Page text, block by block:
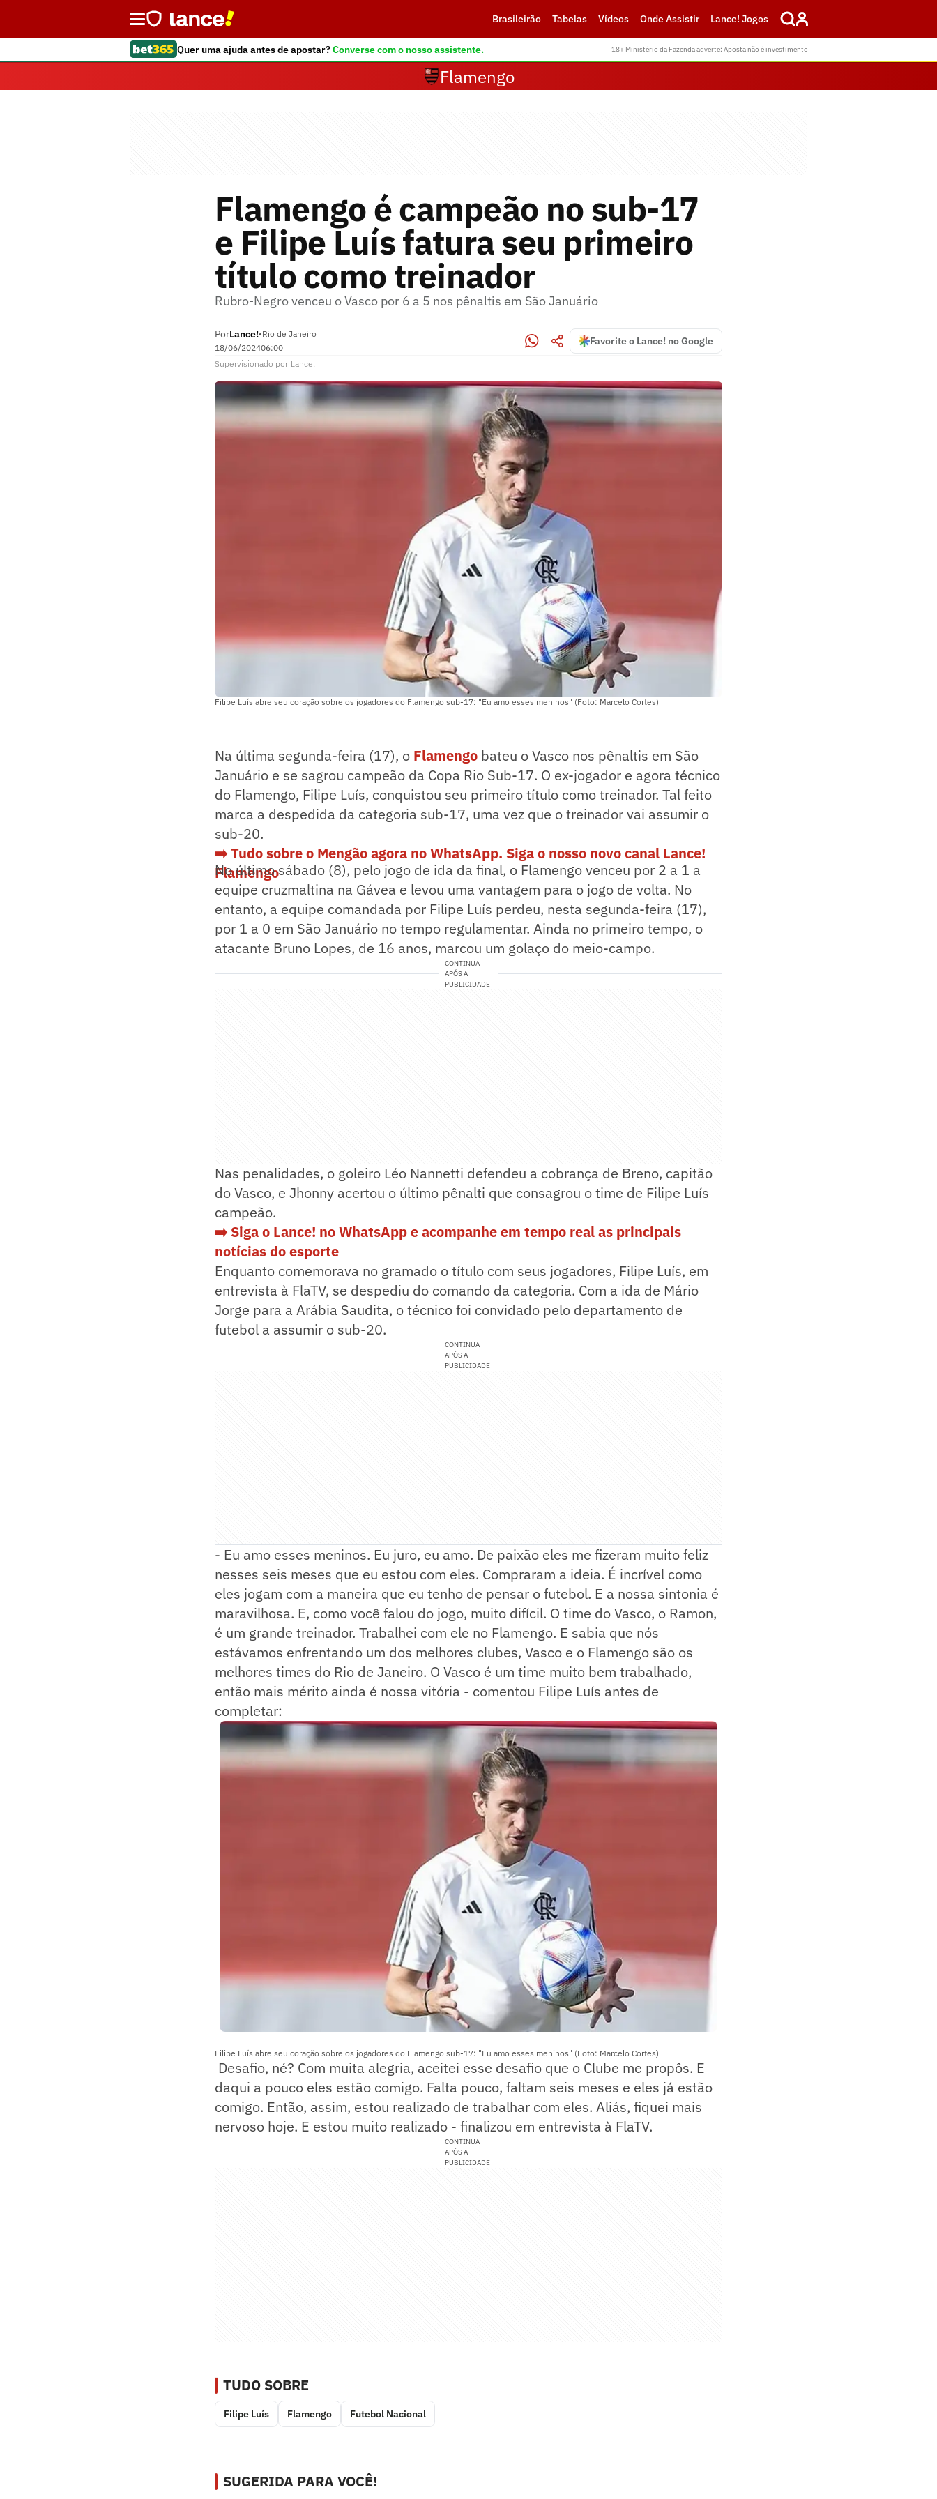
Brasileirão Tabelas Vídeos Onde Assistir Lance! Jogos
Quer uma ajuda antes de apostar?Converse com o nosso assistente. 18+ Ministério da Fazenda adverte: Aposta não é investimento
Flamengo
Flamengo é campeão no sub-17
e Filipe Luís fatura seu primeiro
título como treinador
Rubro-Negro venceu o Vasco por 6 a 5 nos pênaltis em São Januário
PorLance!•Rio de Janeiro
18/06/202406:00
Favorite o Lance! no Google
Supervisionado por Lance!
Filipe Luís abre seu coração sobre os jogadores do Flamengo sub-17: "Eu amo esses meninos" (Foto: Marcelo Cortes)
Na última segunda-feira (17), o Flamengo bateu o Vasco nos pênaltis em São
Januário e se sagrou campeão da Copa Rio Sub-17. O ex-jogador e agora técnico
do Flamengo, Filipe Luís, conquistou seu primeiro título como treinador. Tal feito
marca a despedida da categoria sub-17, uma vez que o treinador vai assumir o
sub-20.
➡️ Tudo sobre o Mengão agora no WhatsApp. Siga o nosso novo canal Lance!
Flamengo
No último sábado (8), pelo jogo de ida da final, o Flamengo venceu por 2 a 1 a
equipe cruzmaltina na Gávea e levou uma vantagem para o jogo de volta. No
entanto, a equipe comandada por Filipe Luís perdeu, nesta segunda-feira (17),
por 1 a 0 em São Januário no tempo regulamentar. Ainda no primeiro tempo, o
atacante Bruno Lopes, de 16 anos, marcou um golaço do meio-campo.
CONTINUA
APÓS A
PUBLICIDADE
Nas penalidades, o goleiro Léo Nannetti defendeu a cobrança de Breno, capitão
do Vasco, e Jhonny acertou o último pênalti que consagrou o time de Filipe Luís
campeão.
➡️ Siga o Lance! no WhatsApp e acompanhe em tempo real as principais
notícias do esporte
Enquanto comemorava no gramado o título com seus jogadores, Filipe Luís, em
entrevista à FlaTV, se despediu do comando da categoria. Com a ida de Mário
Jorge para a Arábia Saudita, o técnico foi convidado pelo departamento de
futebol a assumir o sub-20.
CONTINUA
APÓS A
PUBLICIDADE
- Eu amo esses meninos. Eu juro, eu amo. De paixão eles me fizeram muito feliz
nesses seis meses que eu estou com eles. Compraram a ideia. É incrível como
eles jogam com a maneira que eu tenho de pensar o futebol. E a nossa sintonia é
maravilhosa. E, como você falou do jogo, muito difícil. O time do Vasco, o Ramon,
é um grande treinador. Trabalhei com ele no Flamengo. E sabia que nós
estávamos enfrentando um dos melhores clubes, Vasco e o Flamengo são os
melhores times do Rio de Janeiro. O Vasco é um time muito bem trabalhado,
então mais mérito ainda é nossa vitória - comentou Filipe Luís antes de
completar:
Filipe Luís abre seu coração sobre os jogadores do Flamengo sub-17: "Eu amo esses meninos" (Foto: Marcelo Cortes)
Desafio, né? Com muita alegria, aceitei esse desafio que o Clube me propôs. E
daqui a pouco eles estão comigo. Falta pouco, faltam seis meses e eles já estão
comigo. Então, assim, estou realizado de trabalhar com eles. Aliás, fiquei mais
nervoso hoje. E estou muito realizado - finalizou em entrevista à FlaTV.
CONTINUA
APÓS A
PUBLICIDADE
TUDO SOBRE
Filipe Luís Flamengo Futebol Nacional
SUGERIDA PARA VOCÊ!